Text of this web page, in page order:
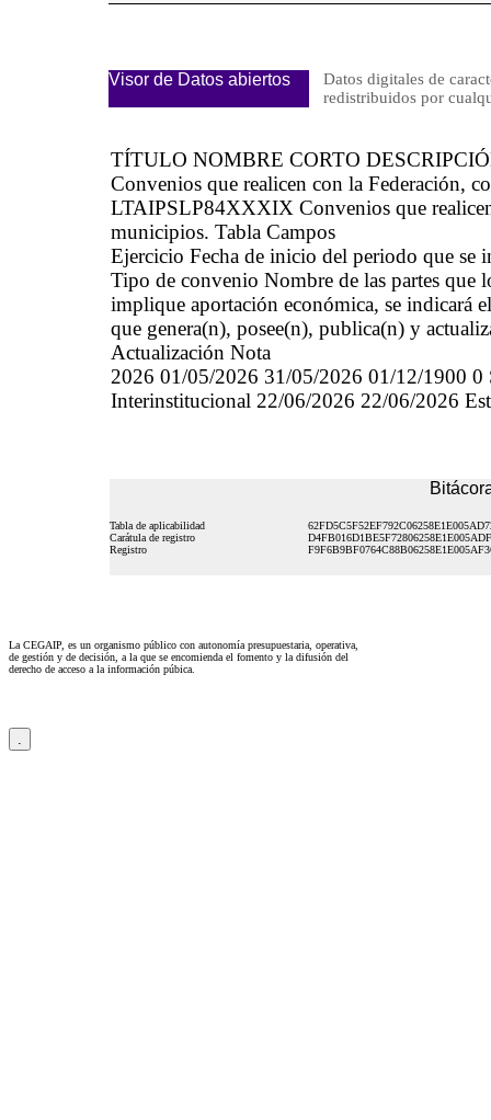
Visor de Datos abiertos
Datos digitales de
redistribuidos por
TÍTULO NOMBRE CORTO
Convenios que realicen con la Federación,
LTAIPSLP84XXXIX Convenios que
municipios. Tabla Campos
Ejercicio Fecha de inicio del periodo que se
Tipo de convenio Nombre de las partes que
implique aportación económica, se indicará
que genera(n), posee(n), publica(n) y
Actualización Nota
2026 01/05/2026 31/05/2026 01/12/1900
Interinstitucional 22/06/2026 22/06/2026
Tabla de aplicabilidad
Carátula de registro
Registro
La CEGAIP, es un organismo público con autonomía presupuestaria, operativa,
de gestión y de decisión, a la que se encomienda el fomento y la difusión del
derecho de acceso a la información púbica.